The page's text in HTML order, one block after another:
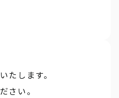
たします。
さい。